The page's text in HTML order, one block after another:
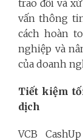
trao đổi và
vấn thông
cách hoàn
nghiệp và
của doanh
Tiết kiệm
dịch
VCB